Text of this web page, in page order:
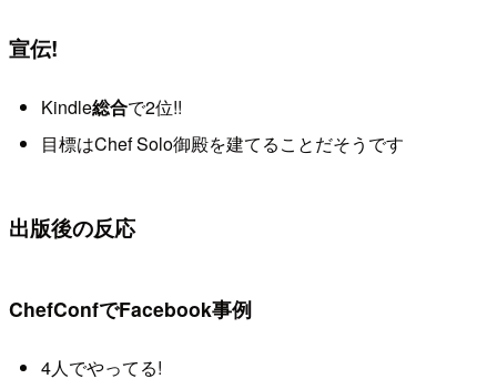
宣伝!
Kindle総合で2位!!
目標はChef Solo御殿を建てることだそうです
出版後の反応
ChefConfでFacebook事例
4人でやってる!